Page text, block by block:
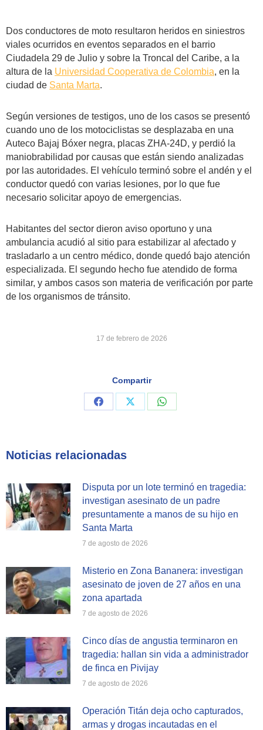
Dos conductores de moto resultaron heridos en siniestros
viales ocurridos en eventos separados en el barrio
Ciudadela 29 de Julio y sobre la Troncal del Caribe, a la
altura de la Universidad Cooperativa de Colombia, en la
ciudad de Santa Marta.
Según versiones de testigos, uno de los casos se presentó
cuando uno de los motociclistas se desplazaba en una
Auteco Bajaj Bóxer negra, placas ZHA-24D, y perdió la
maniobrabilidad por causas que están siendo analizadas
por las autoridades. El vehículo terminó sobre el andén y el
conductor quedó con varias lesiones, por lo que fue
necesario solicitar apoyo de emergencias.
Habitantes del sector dieron aviso oportuno y una
ambulancia acudió al sitio para estabilizar al afectado y
trasladarlo a un centro médico, donde quedó bajo atención
especializada. El segundo hecho fue atendido de forma
similar, y ambos casos son materia de verificación por parte
de los organismos de tránsito.
17 de febrero de 2026
Compartir
Share
Share
Share
Noticias relacionadas
Disputa por un lote terminó en tragedia:
investigan asesinato de un padre
presuntamente a manos de su hijo en
Santa Marta
7 de agosto de 2026
Misterio en Zona Bananera: investigan
asesinato de joven de 27 años en una
zona apartada
7 de agosto de 2026
Cinco días de angustia terminaron en
tragedia: hallan sin vida a administrador
de finca en Pivijay
7 de agosto de 2026
Operación Titán deja ocho capturados,
armas y drogas incautadas en el